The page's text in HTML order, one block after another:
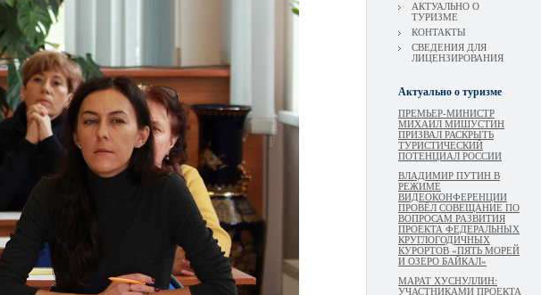
АКТУАЛЬНО О
ТУРИЗМЕ
КОНТАКТЫ
СВЕДЕНИЯ ДЛЯ
ЛИЦЕНЗИРОВАНИЯ
Актуально о туризме
ПРЕМЬЕР-МИНИСТР
МИХАИЛ МИШУСТИН
ПРИЗВАЛ РАСКРЫТЬ
ТУРИСТИЧЕСКИЙ
ПОТЕНЦИАЛ РОССИИ
ВЛАДИМИР ПУТИН В
РЕЖИМЕ
ВИДЕОКОНФЕРЕНЦИИ
ПРОВЁЛ СОВЕЩАНИЕ ПО
ВОПРОСАМ РАЗВИТИЯ
ПРОЕКТА ФЕДЕРАЛЬНЫХ
КРУГЛОГОДИЧНЫХ
КУРОРТОВ «ПЯТЬ МОРЕЙ
И ОЗЕРО БАЙКАЛ»
МАРАТ ХУСНУЛЛИН:
УЧАСТНИКАМИ ПРОЕКТА